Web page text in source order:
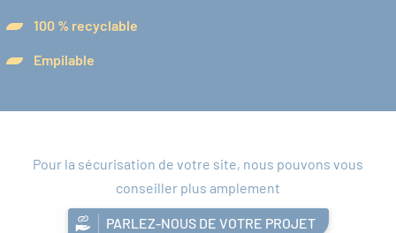
100 % recyclable
Empilable
Pour la sécurisation de votre site, nous pouvons vous
conseiller plus amplement
PARLEZ-NOUS DE VOTRE PROJET